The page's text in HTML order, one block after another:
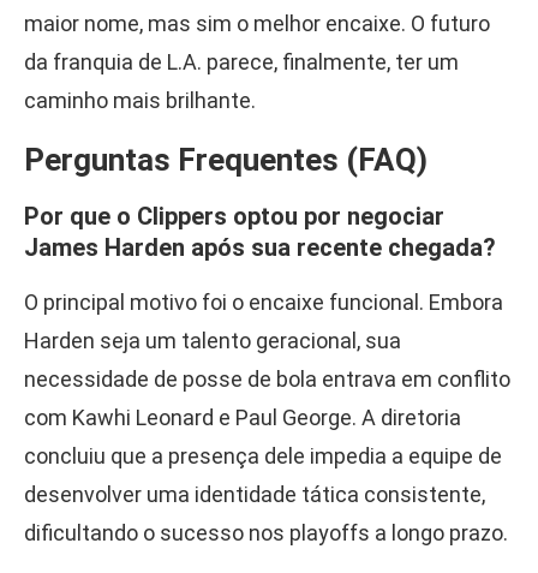
maior nome, mas sim o melhor encaixe. O futuro
da franquia de L.A. parece, finalmente, ter um
caminho mais brilhante.
Perguntas Frequentes (FAQ)
Por que o Clippers optou por negociar
James Harden após sua recente chegada?
O principal motivo foi o encaixe funcional. Embora
Harden seja um talento geracional, sua
necessidade de posse de bola entrava em conflito
com Kawhi Leonard e Paul George. A diretoria
concluiu que a presença dele impedia a equipe de
desenvolver uma identidade tática consistente,
dificultando o sucesso nos playoffs a longo prazo.